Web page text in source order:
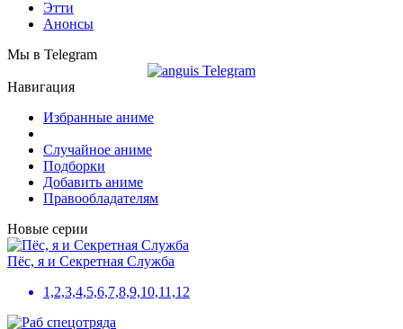
Этти
Анонсы
Мы в Telegram
Навигация
Избранные аниме
Случайное аниме
Подборки
Добавить аниме
Правообладателям
Новые серии
Пёс, я и Секретная Служба
1,2,3,4,5,6,7,8,9,10,11,12